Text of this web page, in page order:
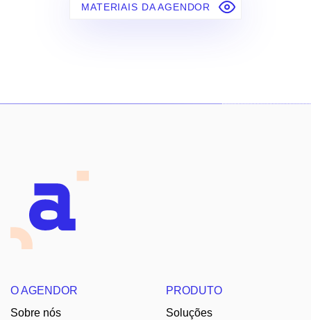
MATERIAIS DA AGENDOR
O AGENDOR
Sobre nós
PRODUTO
Soluções